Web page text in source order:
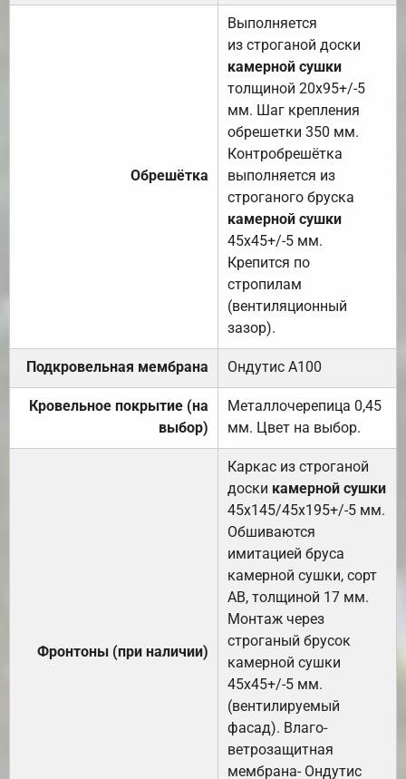
Обрешётка
Выполняется
из строганой доски
камерной сушки
толщиной 20х95+/-5
мм. Шаг крепления
обрешетки 350 мм.
Контробрешётка
выполняется из
строганого бруска
камерной сушки
45х45+/-5 мм.
Крепится по
стропилам
(вентиляционный
зазор).
Подкровельная мембрана Ондутис А100
Кровельное покрытие (на
выбор)
Металлочерепица 0,45
мм. Цвет на выбор.
Фронтоны (при наличии)
Каркас из строганой
доски камерной сушки
45х145/45х195+/-5 мм.
Обшиваются
имитацией бруса
камерной сушки, сорт
АВ, толщиной 17 мм.
Монтаж через
строганый брусок
камерной сушки
45х45+/-5 мм.
(вентилируемый
фасад). Влаго-
ветрозащитная
мембрана- Ондутис